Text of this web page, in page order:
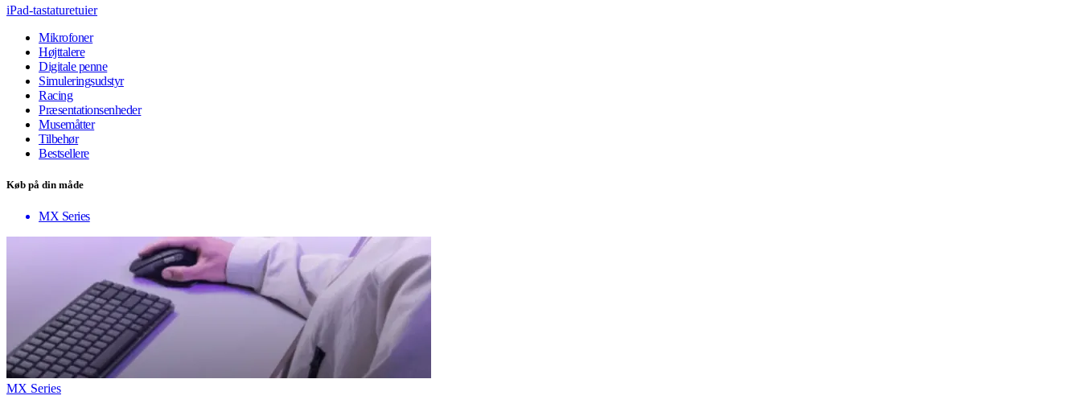
iPad-tastaturetuier
Mikrofoner
Højttalere
Digitale penne
Simuleringsudstyr
Racing
Præsentationsenheder
Musemåtter
Tilbehør
Bestsellere
Køb på din måde
MX Series
MX Series